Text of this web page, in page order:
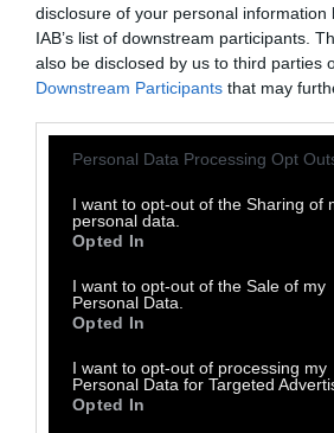
disclosure of your personal information
IAB’s list of downstream participants.
also be disclosed by us to third parties
Downstream Participants that may
Personal Data Processing Opt
I want to opt-out of the Sharing of
personal data.
Opted In
I want to opt-out of the Sale of my
Personal Data.
Opted In
I want to opt-out of processing my
Personal Data for Targeted
Opted In
πανεπιστήμιο. Κυρίως
τον χαρακτήρα που
κρατήσετε τον εαυτό σας
Ακούγεστε σαν το εγώ.
ξεκινά στην εφηβεία. Αργά ή
παιδιά αρχίζουν να νιώθουν
και λίγο καταπιεσμένα. Οι
προσπαθούν να διαπλάσουν
παιδιά φτάνουν σε ένα
δυσανασχετούν μαζί τους γι’